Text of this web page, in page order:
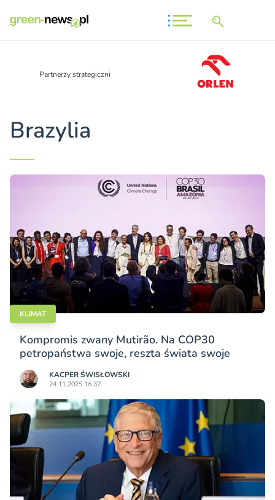
Partnerzy strategiczni
Brazylia
KLIMAT
Kompromis zwany Mutirão. Na COP30
petropaństwa swoje, reszta świata swoje
KACPER ŚWISŁO­WSKI
24.11.2025 16:37